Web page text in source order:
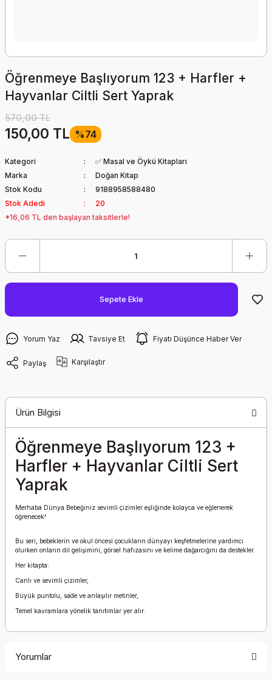
Öğrenmeye Başlıyorum 123 + Harfler +
Hayvanlar Ciltli Sert Yaprak
570,00 TL
150,00 TL %74
Kategori
✅ Masal ve Öykü Kitapları
Marka
Doğan Kitap
Stok Kodu
9188958588480
Stok Adedi
20
*16,06 TL den başlayan taksitlerle!
Sepete Ekle
Yorum Yaz Tavsiye Et Fiyatı Düşünce Haber Ver
Paylaş Karşılaştır
Ürün Bilgisi
Öğrenmeye Başlıyorum 123 +
Harfler + Hayvanlar Ciltli Sert
Yaprak
Merhaba Dünya Bebeğiniz sevimli çizimler eşliğinde kolayca ve eğlenerek
öğrenecek!
Bu seri, bebeklerin ve okul öncesi çocukların dünyayı keşfetmelerine yardımcı
olurken onların dil gelişimini, görsel hafızasını ve kelime dağarcığını da destekler.
Her kitapta:
Canlı ve sevimli çizimler,
Büyük puntolu, sade ve anlaşılır metinler,
Temel kavramlara yönelik tanıtımlar yer alır.
Yorumlar